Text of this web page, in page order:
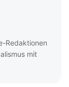
Redaktionen
mit